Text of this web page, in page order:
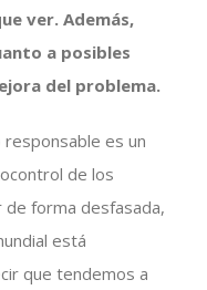
ver. Además,
a posibles
del problema.
responsable es un
de los
de forma desfasada,
está
que tendemos a